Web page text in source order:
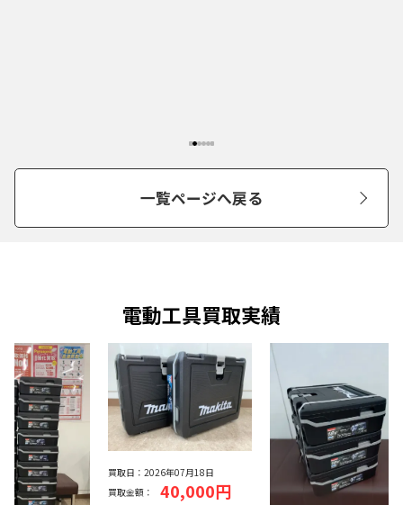
一覧ページへ戻る
電動工具買取実績
買取日： 2026年07月18日
買取金額：
40,000円